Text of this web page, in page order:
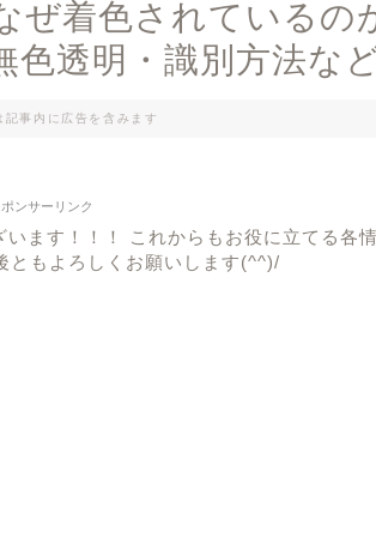
ぜ着色されているの
透明・識別方法など
記事内に広告を含みます
ンサーリンク
ます！！！ これからもお役に立てる各
ともよろしくお願いします(^^)/